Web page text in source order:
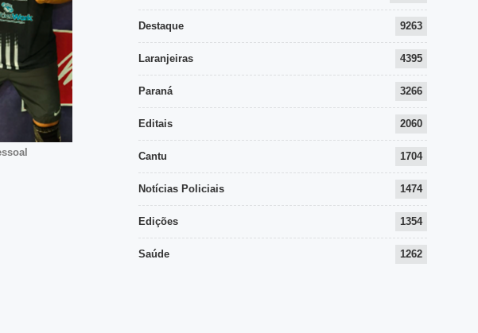
Destaque 9263
Laranjeiras 4395
Paraná 3266
Editais 2060
Cantu 1704
Notícias Policiais 1474
Edições 1354
Saúde 1262